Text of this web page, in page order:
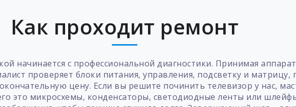
Как проходит ремонт
начинается с профессиональной диагностики. Принимая
проверяет блоки питания, управления, подсветку и матрицу,
цену. Если вы решите починить телевизор у нас,
это микросхемы, конденсаторы, светодиодные ленты или